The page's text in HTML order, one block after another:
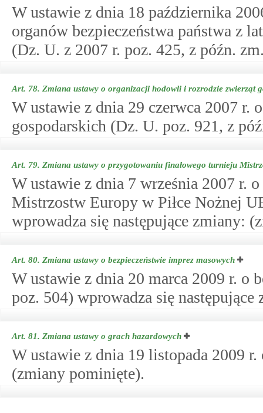
W ustawie z dnia 18 października
organów bezpieczeństwa państwa z
(Dz. U. z 2007 r. poz. 425, z późn.
Art. 78. Zmiana ustawy o organizacji hodowli i rozrodzie zwierząt
W ustawie z dnia 29 czerwca 2007
gospodarskich (Dz. U. poz. 921, z
Art. 79. Zmiana ustawy o przygotowaniu finałowego turnieju
W ustawie z dnia 7 września 2007 r.
Mistrzostw Europy w Piłce Nożnej
wprowadza się następujące zmiany:
Art. 80. Zmiana ustawy o bezpieczeństwie imprez masowych
W ustawie z dnia 20 marca 2009 r. o
poz. 504) wprowadza się
Art. 81. Zmiana ustawy o grach hazardowych
W ustawie z dnia 19 listopada 2009
(zmiany pominięte).